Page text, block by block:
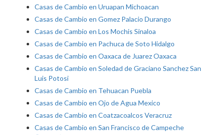
Casas de Cambio en Uruapan Michoacan
Casas de Cambio en Gomez Palacio Durango
Casas de Cambio en Los Mochis Sinaloa
Casas de Cambio en Pachuca de Soto Hidalgo
Casas de Cambio en Oaxaca de Juarez Oaxaca
Casas de Cambio en Soledad de Graciano Sanchez San
Luis Potosi
Casas de Cambio en Tehuacan Puebla
Casas de Cambio en Ojo de Agua Mexico
Casas de Cambio en Coatzacoalcos Veracruz
Casas de Cambio en San Francisco de Campeche